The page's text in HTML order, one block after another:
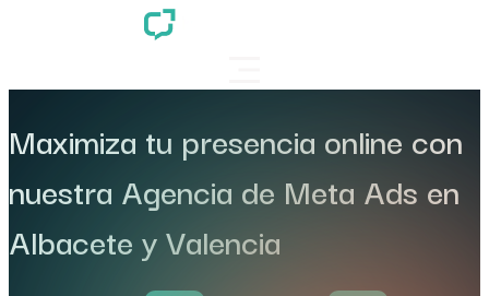
Maximiza tu presencia online con
nuestra Agencia de Meta Ads en
Albacete y Valencia